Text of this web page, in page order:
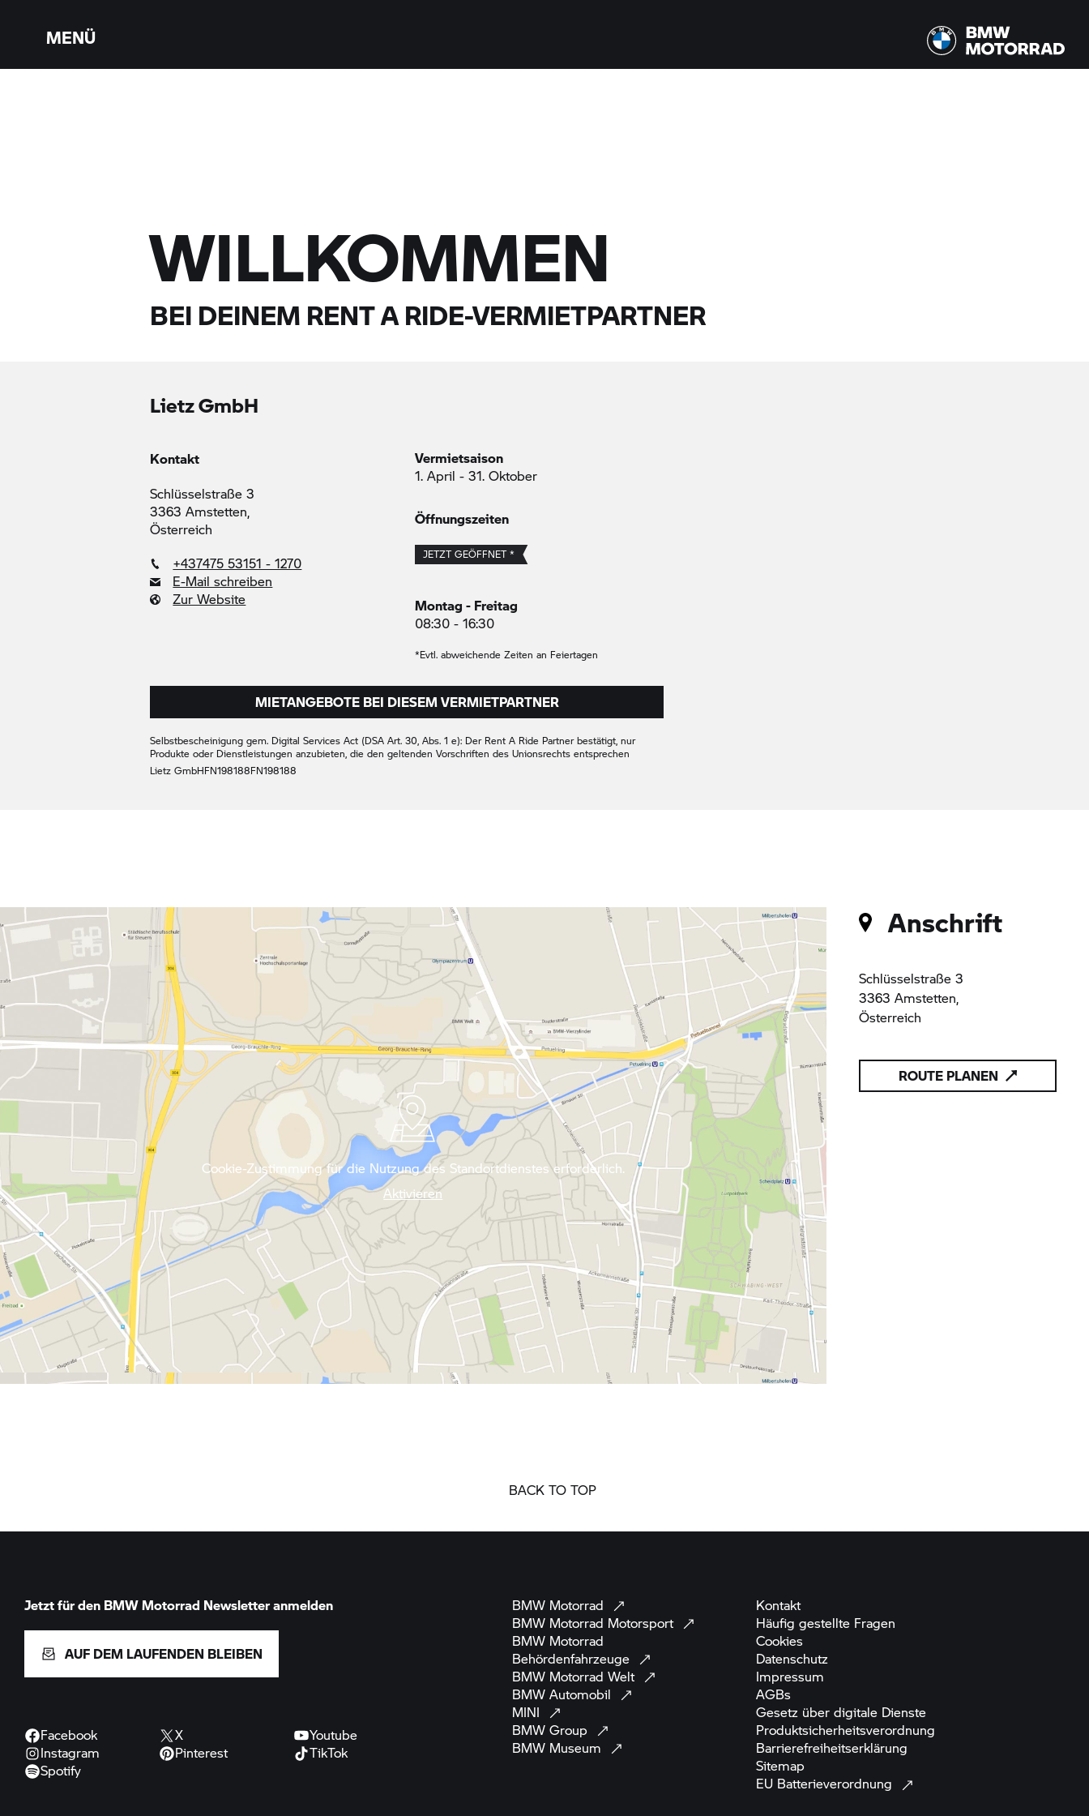
MENÜ
WILLKOMMEN
BEI DEINEM RENT A RIDE-VERMIETPARTNER
Lietz GmbH
Kontakt
Schlüsselstraße 3
3363 Amstetten,
Österreich
+437475 53151 - 1270
E-Mail schreiben
Zur Website
Vermietsaison
1. April - 31. Oktober
Öffnungszeiten
JETZT GEÖFFNET *
Montag - Freitag
08:30 - 16:30
*Evtl. abweichende Zeiten an Feiertagen
MIETANGEBOTE BEI DIESEM VERMIETPARTNER
Selbstbescheinigung gem. Digital Services Act (DSA Art. 30, Abs. 1 e): Der Rent A Ride Partner bestätigt, nur
Produkte oder Dienstleistungen anzubieten, die den geltenden Vorschriften des Unionsrechts entsprechen
Lietz GmbHFN198188FN198188
Anschrift
Schlüsselstraße 3
3363 Amstetten,
Österreich
ROUTE PLANEN
Cookie-Zustimmung für die Nutzung des Standortdienstes erforderlich.
Aktivieren
BACK TO TOP
Jetzt für den BMW Motorrad Newsletter anmelden
AUF DEM LAUFENDEN BLEIBEN
Facebook X
Youtube
Instagram
Pinterest
TikTok
Spotify
BMW Motorrad
BMW Motorrad Motorsport
BMW Motorrad
Behördenfahrzeuge
BMW Motorrad Welt
BMW Automobil
MINI
BMW Group
BMW Museum
Kontakt
Häufig gestellte Fragen
Cookies
Datenschutz
Impressum
AGBs
Gesetz über digitale Dienste
Produktsicherheitsverordnung
Barrierefreiheitserklärung
Sitemap
EU Batterieverordnung